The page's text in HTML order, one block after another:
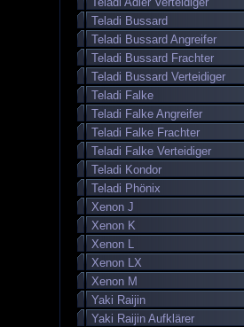
Teladi Bussard
Teladi Bussard Angreifer
Teladi Bussard Frachter
Teladi Bussard Verteidiger
Teladi Falke
Teladi Falke Angreifer
Teladi Falke Frachter
Teladi Falke Verteidiger
Teladi Kondor
Teladi Phönix
Xenon J
Xenon K
Xenon L
Xenon LX
Xenon M
Yaki Raijin
Yaki Raijin Aufklärer